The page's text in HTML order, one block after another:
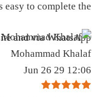
easy to complete the
and via WhatsApp
Mohammad Khalaf
12:06 29 Jun 26